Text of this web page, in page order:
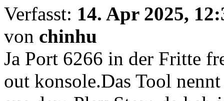
Verfasst: 14. Apr 2025,
von chinhu
Ja Port 6266 in der Fritte
out konsole.Das Tool